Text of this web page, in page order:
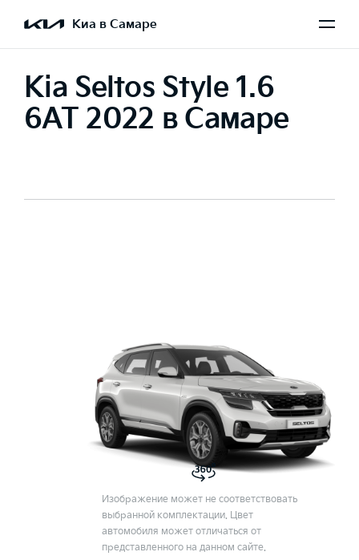
Киа в Самаре
Kia Seltos Style 1.6
6AT 2022 в Самаре
Изображение может не соответствовать
выбранной комплектации. Цвет
автомобиля может отличаться от
представленного на данном сайте.